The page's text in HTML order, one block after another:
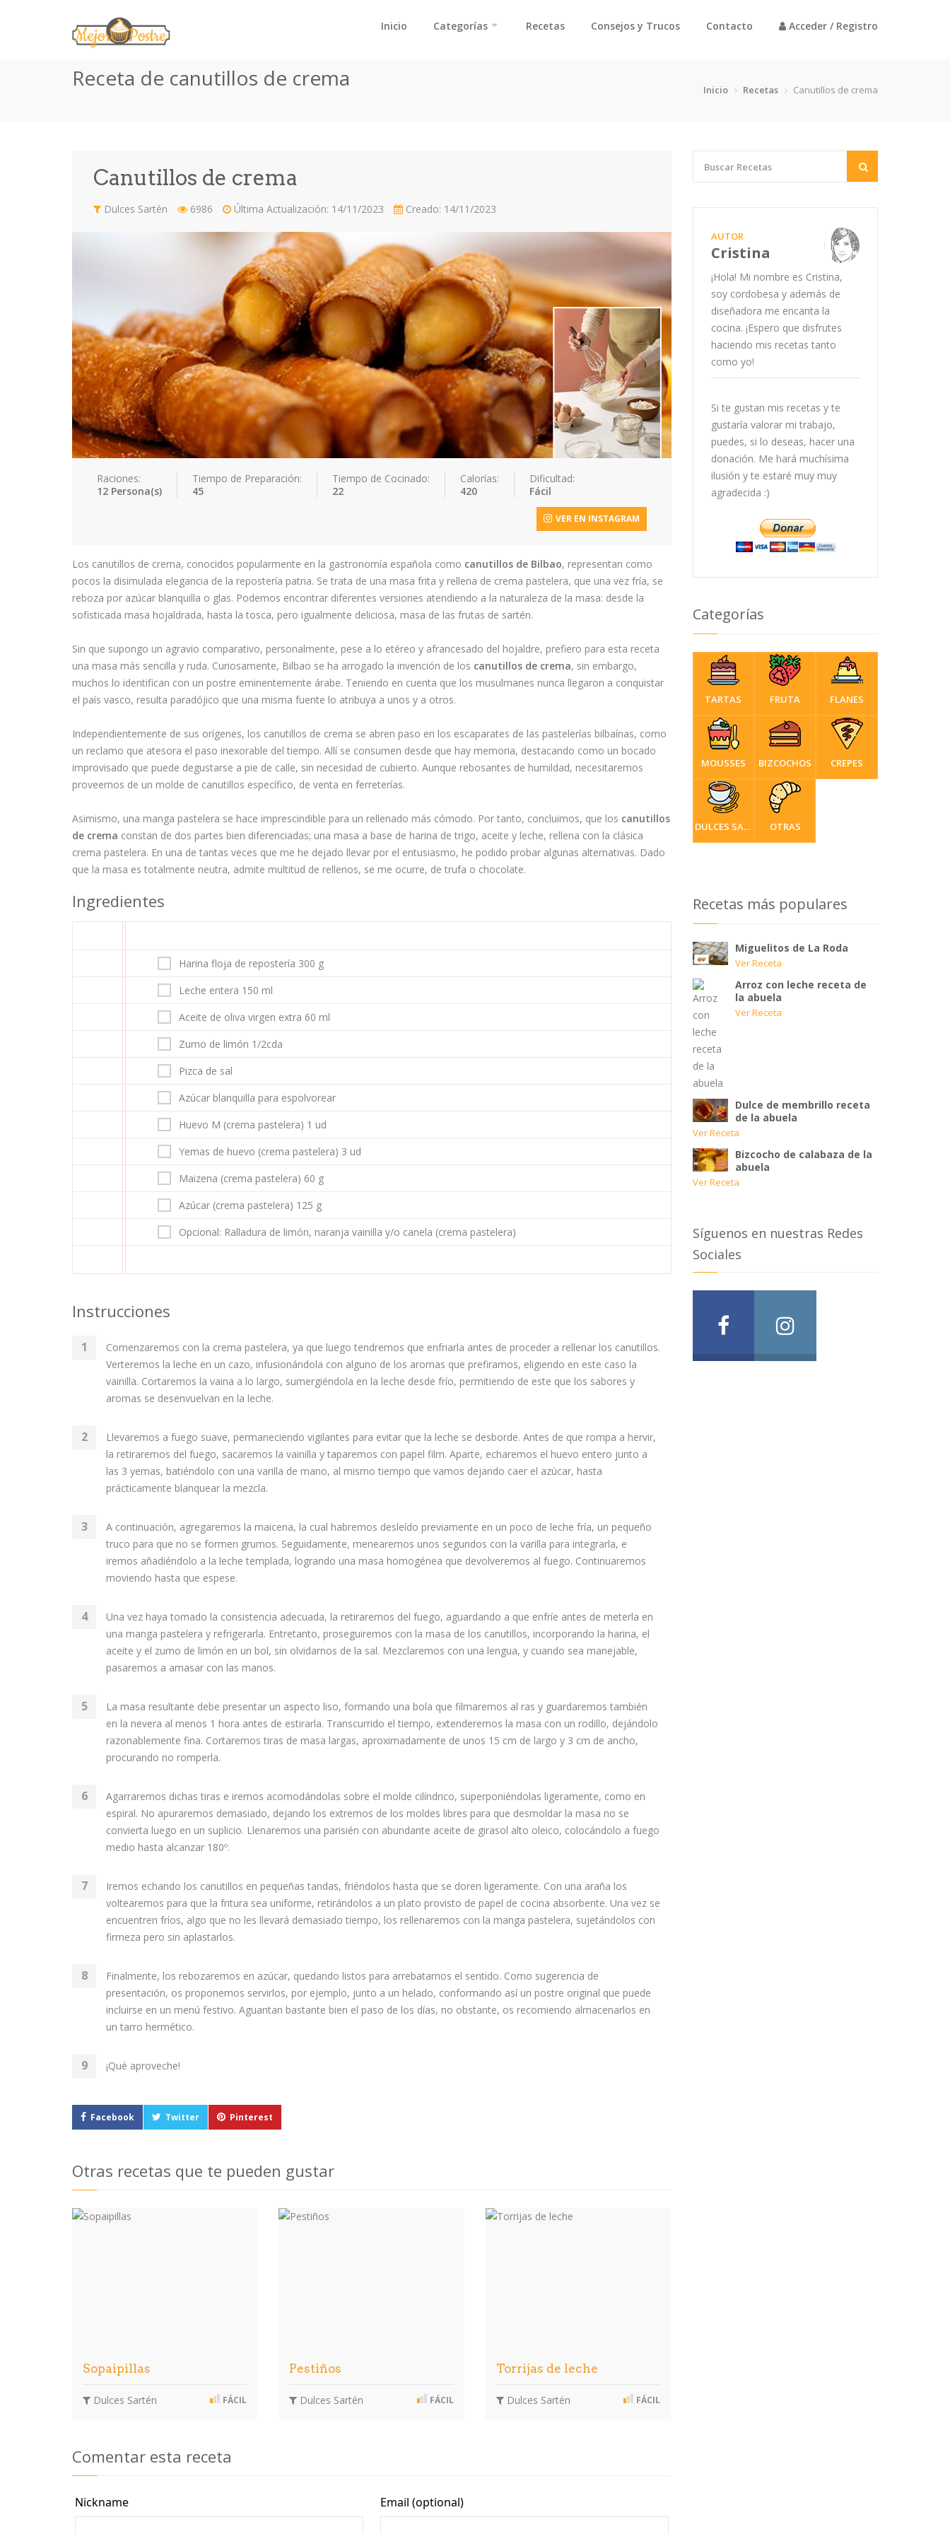
Inicio Categorías Recetas Consejos y Trucos Contacto Acceder / Registro
Receta de canutillos de crema Inicio Recetas Canutillos de crema
Canutillos de crema
Dulces Sartén 6986 Última Actualización: 14/11/2023 Creado: 14/11/2023
Raciones:
12 Persona(s)
Tiempo de Preparación:
45
Tiempo de Cocinado:
22
Calorías:
420
Dificultad:
Fácil
VER EN INSTAGRAM
Los canutillos de crema, conocidos popularmente en la gastronomía española como canutillos de Bilbao, representan como
pocos la disimulada elegancia de la repostería patria. Se trata de una masa frita y rellena de crema pastelera, que una vez fría, se
reboza por azúcar blanquilla o glas. Podemos encontrar diferentes versiones atendiendo a la naturaleza de la masa: desde la
sofisticada masa hojaldrada, hasta la tosca, pero igualmente deliciosa, masa de las frutas de sartén.
Sin que supongo un agravio comparativo, personalmente, pese a lo etéreo y afrancesado del hojaldre, prefiero para esta receta
una masa más sencilla y ruda. Curiosamente, Bilbao se ha arrogado la invención de los canutillos de crema, sin embargo,
muchos lo identifican con un postre eminentemente árabe. Teniendo en cuenta que los musulmanes nunca llegaron a conquistar
el país vasco, resulta paradójico que una misma fuente lo atribuya a unos y a otros.
Independientemente de sus orígenes, los canutillos de crema se abren paso en los escaparates de las pastelerías bilbaínas, como
un reclamo que atesora el paso inexorable del tiempo. Allí se consumen desde que hay memoria, destacando como un bocado
improvisado que puede degustarse a pie de calle, sin necesidad de cubierto. Aunque rebosantes de humildad, necesitaremos
proveernos de un molde de canutillos específico, de venta en ferreterías.
Asimismo, una manga pastelera se hace imprescindible para un rellenado más cómodo. Por tanto, concluimos, que los canutillos
de crema constan de dos partes bien diferenciadas; una masa a base de harina de trigo, aceite y leche, rellena con la clásica
crema pastelera. En una de tantas veces que me he dejado llevar por el entusiasmo, he podido probar algunas alternativas. Dado
que la masa es totalmente neutra, admite multitud de rellenos, se me ocurre, de trufa o chocolate.
Ingredientes
Harina floja de repostería 300 g
Leche entera 150 ml
Aceite de oliva virgen extra 60 ml
Zumo de limón 1/2cda
Pizca de sal
Azúcar blanquilla para espolvorear
Huevo M (crema pastelera) 1 ud
Yemas de huevo (crema pastelera) 3 ud
Maizena (crema pastelera) 60 g
Azúcar (crema pastelera) 125 g
Opcional: Ralladura de limón, naranja vainilla y/o canela (crema pastelera)
Instrucciones
Comenzaremos con la crema pastelera, ya que luego tendremos que enfriarla antes de proceder a rellenar los canutillos.
Verteremos la leche en un cazo, infusionándola con alguno de los aromas que prefiramos, eligiendo en este caso la
vainilla. Cortaremos la vaina a lo largo, sumergiéndola en la leche desde frío, permitiendo de este que los sabores y
aromas se desenvuelvan en la leche.
Llevaremos a fuego suave, permaneciendo vigilantes para evitar que la leche se desborde. Antes de que rompa a hervir,
la retiraremos del fuego, sacaremos la vainilla y taparemos con papel film. Aparte, echaremos el huevo entero junto a
las 3 yemas, batiéndolo con una varilla de mano, al mismo tiempo que vamos dejando caer el azúcar, hasta
prácticamente blanquear la mezcla.
A continuación, agregaremos la maicena, la cual habremos desleído previamente en un poco de leche fría, un pequeño
truco para que no se formen grumos. Seguidamente, menearemos unos segundos con la varilla para integrarla, e
iremos añadiéndolo a la leche templada, logrando una masa homogénea que devolveremos al fuego. Continuaremos
moviendo hasta que espese.
Una vez haya tomado la consistencia adecuada, la retiraremos del fuego, aguardando a que enfríe antes de meterla en
una manga pastelera y refrigerarla. Entretanto, proseguiremos con la masa de los canutillos, incorporando la harina, el
aceite y el zumo de limón en un bol, sin olvidarnos de la sal. Mezclaremos con una lengua, y cuando sea manejable,
pasaremos a amasar con las manos.
La masa resultante debe presentar un aspecto liso, formando una bola que filmaremos al ras y guardaremos también
en la nevera al menos 1 hora antes de estirarla. Transcurrido el tiempo, extenderemos la masa con un rodillo, dejándolo
razonablemente fina. Cortaremos tiras de masa largas, aproximadamente de unos 15 cm de largo y 3 cm de ancho,
procurando no romperla.
Agarraremos dichas tiras e iremos acomodándolas sobre el molde cilíndrico, superponiéndolas ligeramente, como en
espiral. No apuraremos demasiado, dejando los extremos de los moldes libres para que desmoldar la masa no se
convierta luego en un suplicio. Llenaremos una parisién con abundante aceite de girasol alto oleico, colocándolo a fuego
medio hasta alcanzar 180º.
Iremos echando los canutillos en pequeñas tandas, friéndolos hasta que se doren ligeramente. Con una araña los
voltearemos para que la fritura sea uniforme, retirándolos a un plato provisto de papel de cocina absorbente. Una vez se
encuentren fríos, algo que no les llevará demasiado tiempo, los rellenaremos con la manga pastelera, sujetándolos con
firmeza pero sin aplastarlos.
Finalmente, los rebozaremos en azúcar, quedando listos para arrebatarnos el sentido. Como sugerencia de
presentación, os proponemos servirlos, por ejemplo, junto a un helado, conformando así un postre original que puede
incluirse en un menú festivo. Aguantan bastante bien el paso de los días, no obstante, os recomiendo almacenarlos en
un tarro hermético.
¡Qué aproveche!
Facebook Twitter Pinterest
Otras recetas que te pueden gustar
Sopaipillas
Dulces Sartén FÁCIL
Pestiños
Dulces Sartén FÁCIL
Torrijas de leche
Dulces Sartén FÁCIL
Comentar esta receta
AUTOR
Cristina
¡Hola! Mi nombre es Cristina,
soy cordobesa y además de
diseñadora me encanta la
cocina. ¡Espero que disfrutes
haciendo mis recetas tanto
como yo!
Si te gustan mis recetas y te
gustaría valorar mi trabajo,
puedes, si lo deseas, hacer una
donación. Me hará muchísima
ilusión y te estaré muy muy
agradecida :)
Categorías
TARTAS FRUTA FLANES
MOUSSES BIZCOCHOS CREPES
DULCES SARTÉN OTRAS
Recetas más populares
Miguelitos de La Roda
Ver Receta
Arroz con leche receta de
la abuela
Ver Receta
Dulce de membrillo receta
de la abuela
Ver Receta
Bizcocho de calabaza de la
abuela
Ver Receta
Síguenos en nuestras Redes
Sociales